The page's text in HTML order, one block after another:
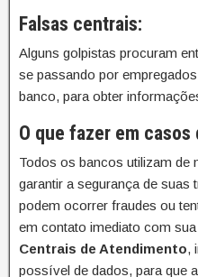
Falsas centrais:
Alguns golpistas procuram
se passando por
banco, para obter
O que fazer em
Todos os bancos utilizam de
garantir a segurança de suas
podem ocorrer fraudes ou
em contato imediato com
Centrais de Atendimento,
possível de dados, para que